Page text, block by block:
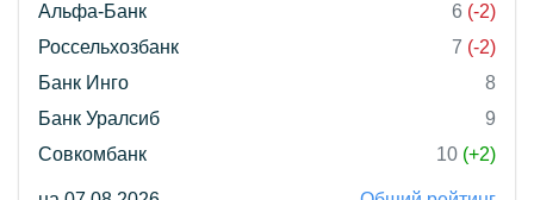
Альфа-Банк
6 (-2)
Россельхозбанк
7 (-2)
Банк Инго
8
Банк Уралсиб
9
Совкомбанк
10 (+2)